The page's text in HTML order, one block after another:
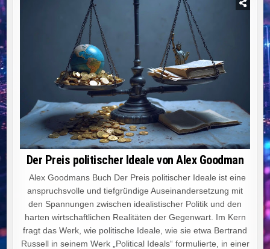
Der Preis politischer Ideale von Alex Goodman
Alex Goodmans Buch Der Preis politischer Ideale ist eine
anspruchsvolle und tiefgründige Auseinandersetzung mit
den Spannungen zwischen idealistischer Politik und den
harten wirtschaftlichen Realitäten der Gegenwart. Im Kern
fragt das Werk, wie politische Ideale, wie sie etwa Bertrand
Russell in seinem Werk „Political Ideals“ formulierte, in einer